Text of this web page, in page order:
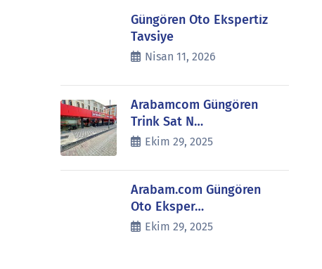
Güngören Oto Ekspertiz
Tavsiye
Nisan 11, 2026
Arabamcom Güngören
Trink Sat N…
Ekim 29, 2025
Arabam.com Güngören
Oto Eksper…
Ekim 29, 2025